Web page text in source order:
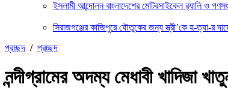
ইসলামী আন্দোলন বাংলাদেশের মোটরসাইকেল র‍্যালি ও
সিরাজগঞ্জের কাজিপুরে যৌতুকের জন্য স্ত্রী’কে হ-ত্যা-র
প্রচ্ছদ / প্রচ্ছদ
নন্দীগ্রামের অদম্য মেধাবী খাদিজা